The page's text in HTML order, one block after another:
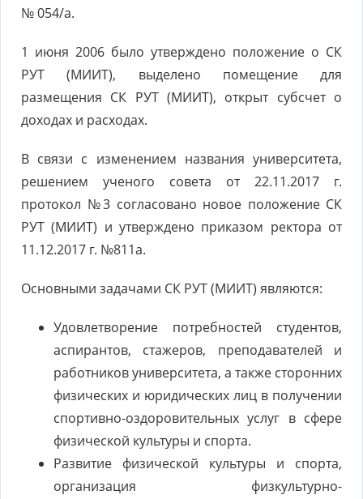
№ 054/а.
1 июня 2006 было утверждено положение о СК
РУТ (МИИТ), выделено помещение для
размещения СК РУТ (МИИТ), открыт субсчет о
доходах и расходах.
В связи с изменением названия университета,
решением ученого совета от 22.11.2017 г.
протокол №3 согласовано новое положение СК
РУТ (МИИТ) и утверждено приказом ректора от
11.12.2017 г. №811а.
Основными задачами СК РУТ (МИИТ) являются:
Удовлетворение потребностей студентов,
аспирантов, стажеров, преподавателей и
работников университета, а также сторонних
физических и юридических лиц в получении
спортивно-оздоровительных услуг в сфере
физической культуры и спорта.
Развитие физической культуры и спорта,
организация физкультурно-